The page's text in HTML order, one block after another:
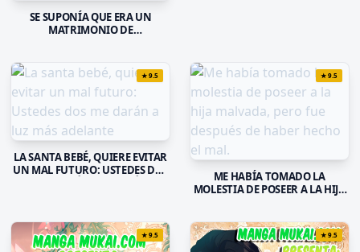
SE SUPONÍA QUE ERA UN
MATRIMONIO DE
ESPOSO NO SE DETIENE
★9.5
LA SANTA BEBÉ, QUIERE EVITAR
UN MAL FUTURO: USTEDES DOS
★9.5
ME HABÍA TOMADO LA
MOLESTIA DE POSEER A LA HIJA
★9.5 ★9.5